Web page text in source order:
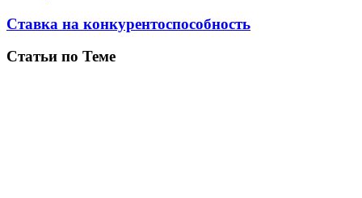
Ставка на конкурентоспособность
Статьи по Теме